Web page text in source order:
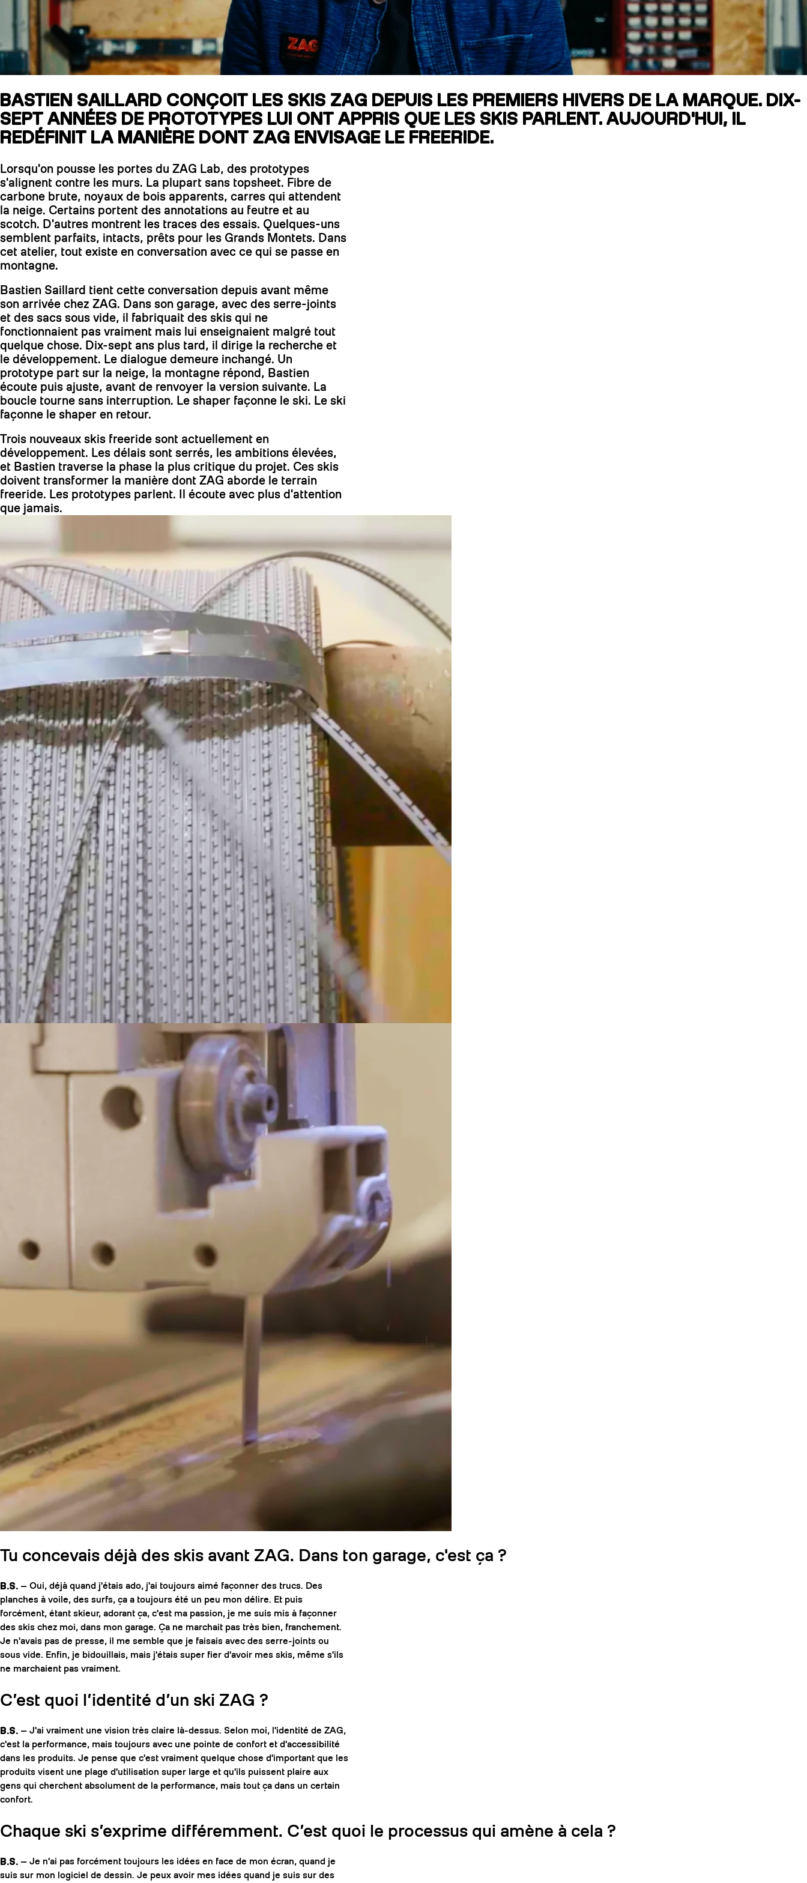
RECHERCHES POPULAIRES
Skis freeride Equipement
BASTIEN SAILLARD CONÇOIT LES SKIS ZAG DEPUIS LES PREMIERS HIVERS DE LA MARQUE. DIX-
SEPT ANNÉES DE PROTOTYPES LUI ONT APPRIS QUE LES SKIS PARLENT. AUJOURD'HUI, IL
REDÉFINIT LA MANIÈRE DONT ZAG ENVISAGE LE FREERIDE.
Lorsqu'on pousse les portes du ZAG Lab, des prototypes
s'alignent contre les murs. La plupart sans topsheet. Fibre de
carbone brute, noyaux de bois apparents, carres qui attendent
la neige. Certains portent des annotations au feutre et au
scotch. D'autres montrent les traces des essais. Quelques-uns
semblent parfaits, intacts, prêts pour les Grands Montets. Dans
cet atelier, tout existe en conversation avec ce qui se passe en
montagne.
Bastien Saillard tient cette conversation depuis avant même
son arrivée chez ZAG. Dans son garage, avec des serre-joints
et des sacs sous vide, il fabriquait des skis qui ne
fonctionnaient pas vraiment mais lui enseignaient malgré tout
quelque chose. Dix-sept ans plus tard, il dirige la recherche et
le développement. Le dialogue demeure inchangé. Un
prototype part sur la neige, la montagne répond, Bastien
écoute puis ajuste, avant de renvoyer la version suivante. La
boucle tourne sans interruption. Le shaper façonne le ski. Le ski
façonne le shaper en retour.
Trois nouveaux skis freeride sont actuellement en
développement. Les délais sont serrés, les ambitions élevées,
et Bastien traverse la phase la plus critique du projet. Ces skis
doivent transformer la manière dont ZAG aborde le terrain
freeride. Les prototypes parlent. Il écoute avec plus d'attention
que jamais.
Tu concevais déjà des skis avant ZAG. Dans ton garage, c'est ça ?
B.S. — Oui, déjà quand j'étais ado, j'ai toujours aimé façonner des trucs. Des
planches à voile, des surfs, ça a toujours été un peu mon délire. Et puis
forcément, étant skieur, adorant ça, c'est ma passion, je me suis mis à façonner
des skis chez moi, dans mon garage. Ça ne marchait pas très bien, franchement.
Je n'avais pas de presse, il me semble que je faisais avec des serre-joints ou
sous vide. Enfin, je bidouillais, mais j'étais super fier d'avoir mes skis, même s'ils
ne marchaient pas vraiment.
C’est quoi l’identité d’un ski ZAG ?
B.S. — J'ai vraiment une vision très claire là-dessus. Selon moi, l'identité de ZAG,
c'est la performance, mais toujours avec une pointe de confort et d'accessibilité
dans les produits. Je pense que c'est vraiment quelque chose d'important que les
produits visent une plage d'utilisation super large et qu'ils puissent plaire aux
gens qui cherchent absolument de la performance, mais tout ça dans un certain
confort.
Chaque ski s’exprime différemment. C’est quoi le processus qui amène à cela ?
B.S. — Je n'ai pas forcément toujours les idées en face de mon écran, quand je
suis sur mon logiciel de dessin. Je peux avoir mes idées quand je suis sur des